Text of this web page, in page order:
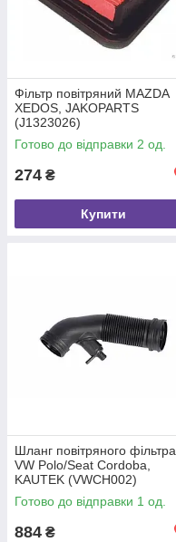
Фільтр повітряний MAZDA
XEDOS, JAKOPARTS
(J1323026)
Готово до відправки 2 од.
274 ₴
Купити
Шланг повітряного фільтра
VW Polo/Seat Cordoba,
KAUTEK (VWCH002)
Готово до відправки 1 од.
884 ₴